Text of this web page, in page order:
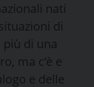
nati
di
più di una
ma c’è e
e delle